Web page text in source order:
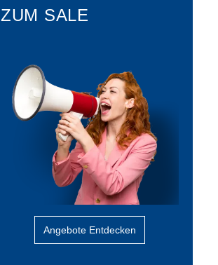
ZUM SALE
Angebote Entdecken